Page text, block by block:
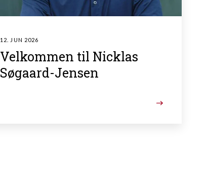
12. JUN 2026
Velkommen til Nicklas
Søgaard-Jensen